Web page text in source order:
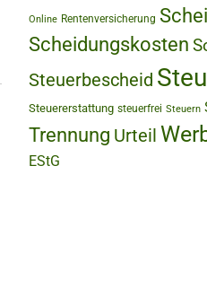
Online Rentenversicherung
Scheidungskosten
Steuerbescheid
Steuererstattung steuerfrei Steuern
Trennung Urteil
EStG